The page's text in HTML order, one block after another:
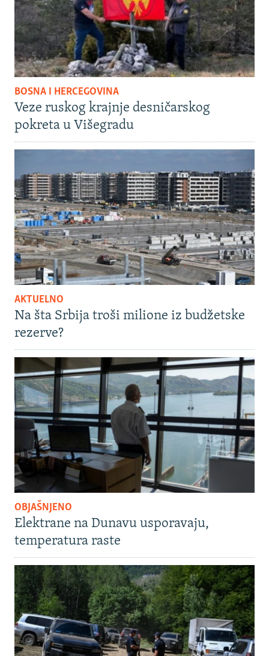
BOSNA I HERCEGOVINA
Veze ruskog krajnje desničarskog
pokreta u Višegradu
AKTUELNO
Na šta Srbija troši milione iz budžetske
rezerve?
OBJAŠNJENO
Elektrane na Dunavu usporavaju,
temperatura raste